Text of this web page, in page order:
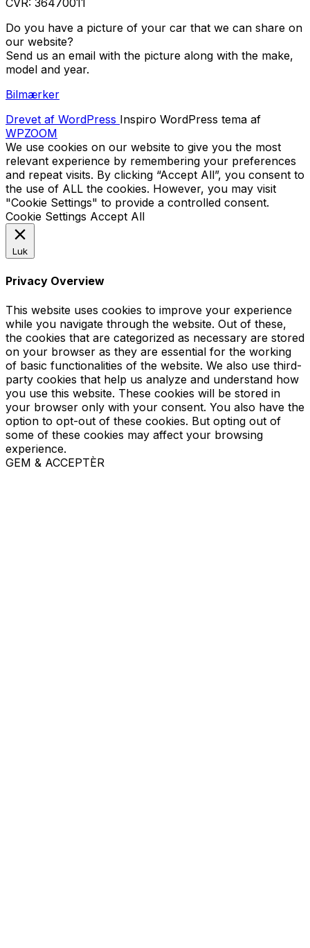
Do you have a picture of your car that we can share on
our website?
Send us an email with the picture along with the make,
model and year.
Bilmærker
Drevet af WordPress Inspiro WordPress tema af
WPZOOM
We use cookies on our website to give you the most
relevant experience by remembering your preferences
and repeat visits. By clicking “Accept All”, you consent to
the use of ALL the cookies. However, you may visit
"Cookie Settings" to provide a controlled consent.
Cookie Settings Accept All
Luk
Privacy Overview
This website uses cookies to improve your experience
while you navigate through the website. Out of these,
the cookies that are categorized as necessary are stored
on your browser as they are essential for the working
of basic functionalities of the website. We also use third-
party cookies that help us analyze and understand how
you use this website. These cookies will be stored in
your browser only with your consent. You also have the
option to opt-out of these cookies. But opting out of
some of these cookies may affect your browsing
experience.
GEM & ACCEPTÈR